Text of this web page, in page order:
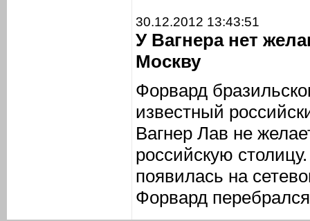
30.12.2012 13:43:51
У Вагнера нет
Москву
Форвард
известный
Вагнер Лав не
российскую
появилась на
Форвард